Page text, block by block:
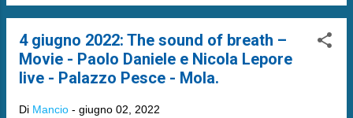
4 giugno 2022: The sound of breath –
Movie - Paolo Daniele e Nicola Lepore
live - Palazzo Pesce - Mola.
Di Mancio - giugno 02, 2022